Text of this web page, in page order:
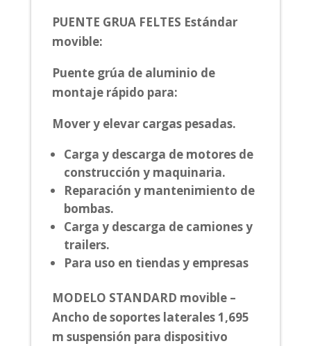
PUENTE GRUA FELTES Estándar
movible:
Puente grúa de aluminio de
montaje rápido para:
Mover y elevar cargas pesadas.
Carga y descarga de motores de
construcción y maquinaria.
Reparación y mantenimiento de
bombas.
Carga y descarga de camiones y
trailers.
Para uso en tiendas y empresas
MODELO STANDARD movible –
Ancho de soportes laterales 1,695
m suspensión para dispositivo